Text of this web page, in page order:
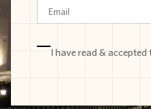
I have read &